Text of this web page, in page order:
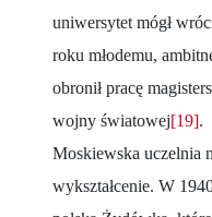
uniwersytet mógł
roku młodemu,
obronił pracę
wojny światowej[19].
Moskiewska uczelnia
wykształcenie. W